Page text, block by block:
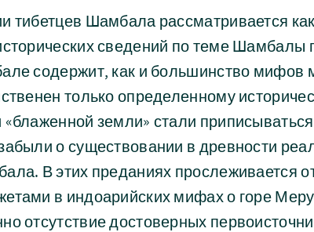
тибетцев Шамбала рассматривается
сведений по теме Шамбалы
содержит, как и большинство мифов
только определенному
«блаженной земли» стали
о существовании в древности
В этих преданиях прослеживается
в индоарийских мифах о горе
отсутствие достоверных